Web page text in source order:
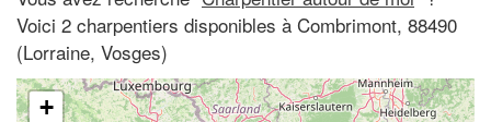
Voici 2 charpentiers disponibles à Combrimont, 88490
(Lorraine, Vosges)
+